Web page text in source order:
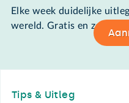
Elke week duidelijke
wereld. Gratis en zomaar
Tips & Uitleg